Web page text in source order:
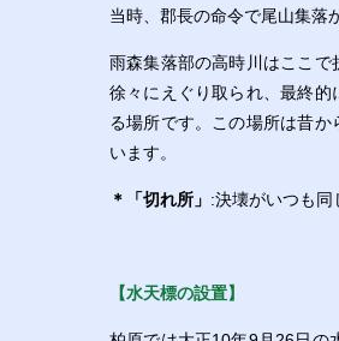
当時、郡長の命令で尾山集落
雨森集落部の高時川はここ
徐々にえぐり取られ、最終
る場所です。この場所は昔
います。
＊「切れ所」 :決壊がいつも
【水天標の設置】